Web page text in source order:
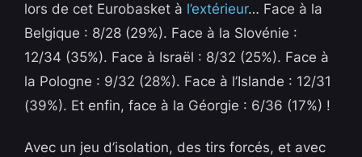
lors de cet Eurobasket à l’extérieur… Face à la
Belgique : 8/28 (29%). Face à la Slovénie :
12/34 (35%). Face à Israël : 8/32 (25%). Face à
la Pologne : 9/32 (28%). Face à l’Islande : 12/31
(39%). Et enfin, face à la Géorgie : 6/36 (17%) !
Avec un jeu d’isolation, des tirs forcés, et avec